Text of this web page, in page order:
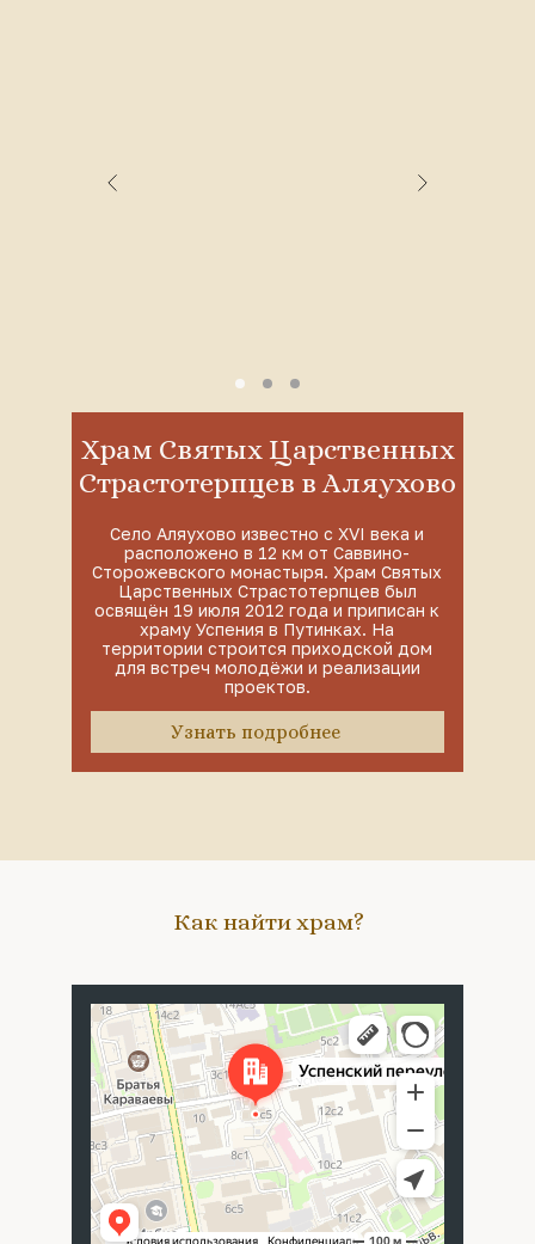
Храм Святых Царственных
Страстотерпцев в Аляухово
Село Аляухово известно с XVI века и
расположено в 12 км от Саввино-
Сторожевского монастыря. Храм Святых
Царственных Страстотерпцев был
освящён 19 июля 2012 года и приписан к
храму Успения в Путинках. На
территории строится приходской дом
для встреч молодёжи и реализации
проектов.
Узнать подробнее
Как найти храм?
Москва
Успенский переулок, 4с5 — Яндекс Карты